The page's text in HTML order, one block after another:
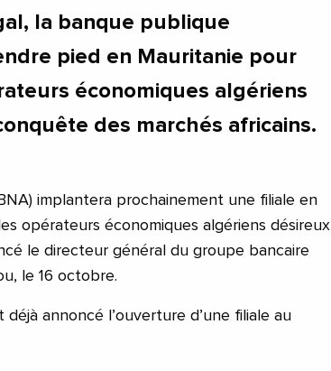
la banque publique
pied en Mauritanie pour
économiques algériens
des marchés africains.
implantera prochainement une filiale en
opérateurs économiques algériens désireux
le directeur général du groupe bancaire
le 16 octobre.
annoncé l’ouverture d’une filiale au